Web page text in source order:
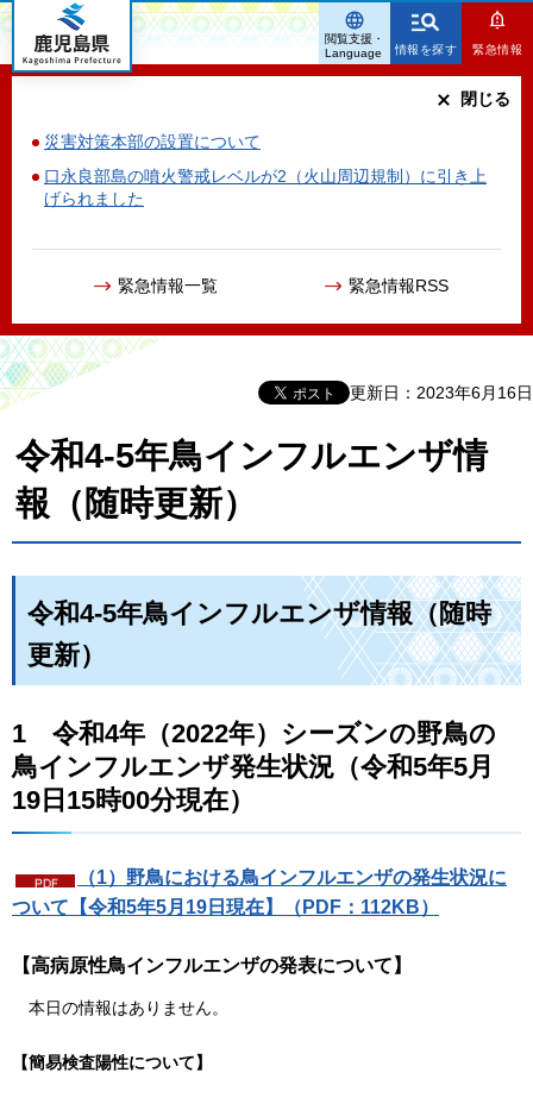
鹿児島県
情報を探す 緊急情報
災害対策本部の設置について
口永良部島の噴火警戒レベルが2（火山周辺規制）に引き上
げられました
緊急情報一覧 緊急情報RSS
閉じる
閲覧支援・
Language
更新日：2023年6月16日
令和4-5年鳥インフルエンザ情
報（随時更新）
令和4-5年鳥インフルエンザ情報（随時
更新）
1 令和4年（2022年）シーズンの野鳥の
鳥インフルエンザ発生状況（令和5年5月
19日15時00分現在）
（1）野鳥における鳥インフルエンザの発生状況に
ついて【令和5年5月19日現在】（PDF：112KB）
【高病原性鳥インフルエンザの発表について】
本日の情報はありません。
【簡易検査陽性について】